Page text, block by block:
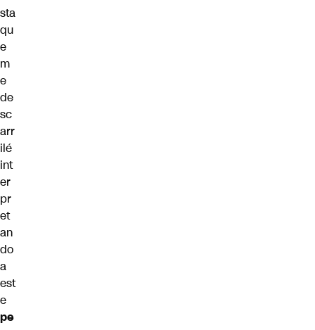
sta
qu
e
m
e
de
sc
arr
ilé
int
er
pr
et
an
do
a
est
e
pe